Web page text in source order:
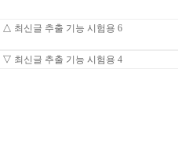
△ 최신글 추출 기능 시험용 6
▽ 최신글 추출 기능 시험용 4